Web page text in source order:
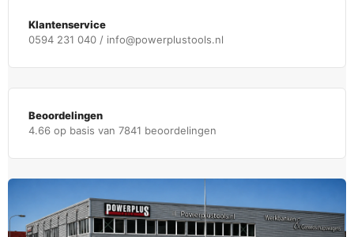
Klantenservice
0594 231 040 / info@powerplustools.nl
Beoordelingen
4.66 op basis van 7841 beoordelingen